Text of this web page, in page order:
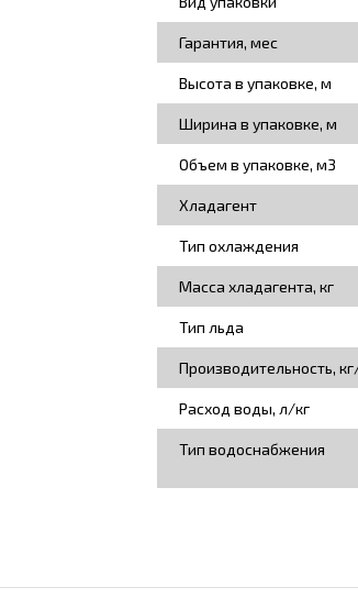
Гарантия, мес
Высота в упаковке, м
Ширина в упаковке, м
Объем в упаковке, м3
Хладагент
Тип охлаждения
Масса хладагента, кг
Тип льда
Производительность,
Расход воды, л/кг
Тип водоснабжения